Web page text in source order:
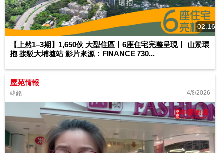
02:16
【上然1–3期】1,650伙 大型住區丨6座住宅完整呈現丨 山景環
抱 接駁大埔墟站 影片來源：FINANCE 730...
屋苑情報
韓銘 4/8/2026